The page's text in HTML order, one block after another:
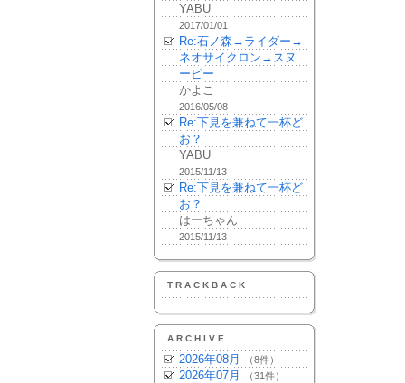
YABU
2017/01/01
Re:石ノ森→ライダー→
ネオサイクロン→スヌ
ーピー
かよこ
2016/05/08
Re:下見を兼ねて一杯ど
お？
YABU
2015/11/13
Re:下見を兼ねて一杯ど
お？
はーちゃん
2015/11/13
TRACKBACK
ARCHIVE
2026年08月 （8件）
2026年07月 （31件）